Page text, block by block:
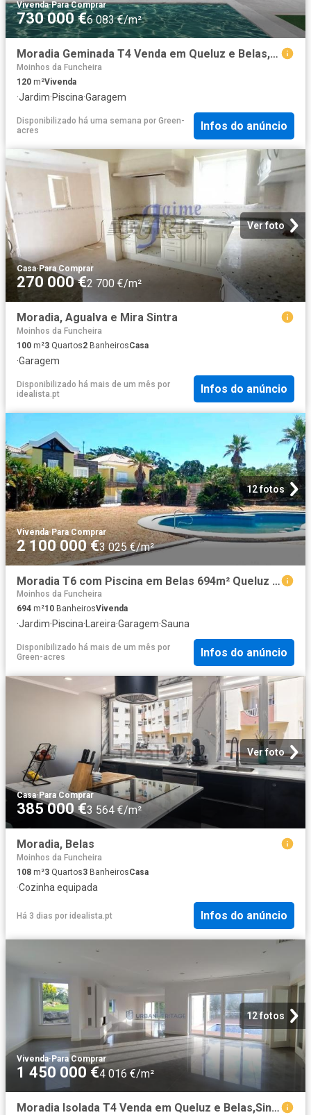
Vivenda·Para Comprar
730 000 €6 083 €/m²
Moradia Geminada T4 Venda em Queluz e Belas,Sintra 120m² Queluz e Belas
Moinhos da Funcheira
120 m²Vivenda
·Jardim·Piscina·Garagem
Disponibilizado há uma semana por Green-
acres
Infos do anúncio
Ver foto
Casa·Para Comprar
270 000 €2 700 €/m²
Moradia, Agualva e Mira Sintra
Moinhos da Funcheira
100 m²3 Quartos2 BanheirosCasa
·Garagem
Disponibilizado há mais de um mês por
idealista.pt
Infos do anúncio
12 fotos
Vivenda·Para Comprar
2 100 000 €3 025 €/m²
Moradia T6 com Piscina em Belas 694m² Queluz e Belas
Moinhos da Funcheira
694 m²10 BanheirosVivenda
·Jardim·Piscina·Lareira·Garagem·Sauna
Disponibilizado há mais de um mês por
Green-acres
Infos do anúncio
Ver foto
Casa· Para Comprar
385 000 €3 564 €/m²
Moradia, Belas
Moinhos da Funcheira
108 m²3 Quartos3 BanheirosCasa
·Cozinha equipada
Há 3 dias por idealista.pt Infos do anúncio
12 fotos
Vivenda·Para Comprar
1 450 000 €4 016 €/m²
Moradia Isolada T4 Venda em Queluz e Belas,Sintra 361m² Queluz e Belas